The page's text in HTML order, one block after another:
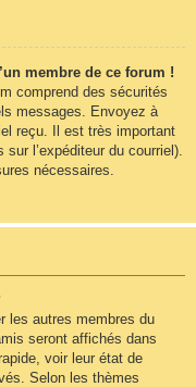
membre de ce forum !
comprend des sécurités
messages. Envoyez à
reçu. Il est très important
sur l’expéditeur du courriel).
nécessaires.
les autres membres du
seront affichés dans
voir leur état de
Selon les thèmes